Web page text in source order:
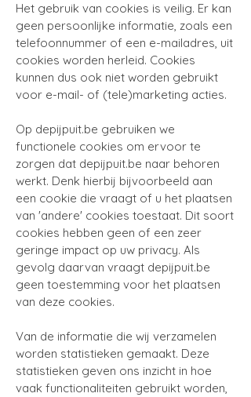
Het gebruik van cookies is veilig. Er kan
geen persoonlijke informatie, zoals een
telefoonnummer of een e-mailadres, uit
cookies worden herleid. Cookies
kunnen dus ook niet worden gebruikt
voor e-mail- of (tele)marketing acties.
Op depijpuit.be gebruiken we
functionele cookies om ervoor te
zorgen dat depijpuit.be naar behoren
werkt. Denk hierbij bijvoorbeeld aan
een cookie die vraagt of u het plaatsen
van 'andere' cookies toestaat. Dit soort
cookies hebben geen of een zeer
geringe impact op uw privacy. Als
gevolg daarvan vraagt depijpuit.be
geen toestemming voor het plaatsen
van deze cookies.
Van de informatie die wij verzamelen
worden statistieken gemaakt. Deze
statistieken geven ons inzicht in hoe
vaak functionaliteiten gebruikt worden,